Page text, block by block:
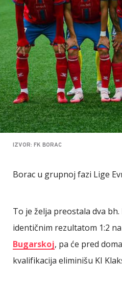
IZVOR: FK BORAC
Borac u grupnoj fazi Lige
To je želja preostala dva
identičnim rezultatom 1:2
Bugarskoj, pa će pred
kvalifikacija eliminišu KI